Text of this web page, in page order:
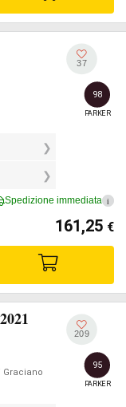
37
98
PARKER
Spedizione immediata i
161,25 €
Graciano
209
95
PARKER